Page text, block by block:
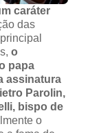
caráter
das
o
papa
assinatura
Parolin,
bispo de
o